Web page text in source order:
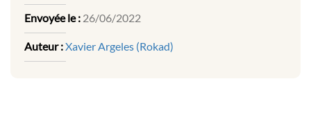
Envoyée le : 26/06/2022
Auteur :Xavier Argeles (Rokad)